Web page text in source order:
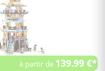
à partir de 139.99 €*